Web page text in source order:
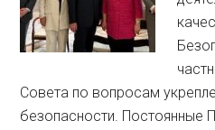
Совета по вопросам
безопасности. Постоянные